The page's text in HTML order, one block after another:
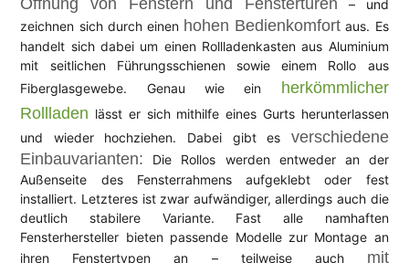
– und
zeichnen sich durch einen hohen Bedienkomfort aus. Es
handelt sich dabei um einen Rollladenkasten aus Aluminium
mit seitlichen Führungsschienen sowie einem Rollo aus
Fiberglasgewebe. Genau wie ein herkömmlicher
Rollladen lässt er sich mithilfe eines Gurts herunterlassen
und wieder hochziehen. Dabei gibt es verschiedene
Einbauvarianten: Die Rollos werden entweder an der
Außenseite des Fensterrahmens aufgeklebt oder fest
installiert. Letzteres ist zwar aufwändiger, allerdings auch die
deutlich stabilere Variante. Fast alle namhaften
Fensterhersteller bieten passende Modelle zur Montage an
ihren Fenstertypen an – teilweise auch mit